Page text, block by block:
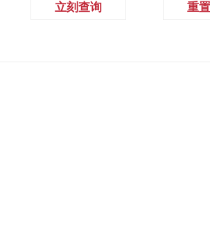
立刻查询 重